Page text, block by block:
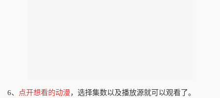
6、 点开想看的动漫，选择集数以及播放源就可以观看了。